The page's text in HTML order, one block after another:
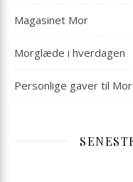
Magasinet Mor
Morglæde i hverdagen
Personlige gaver til Mor